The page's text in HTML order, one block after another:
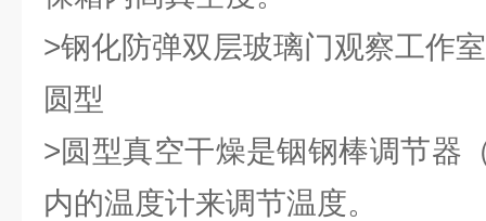
>钢化防弹双层玻璃门观察工作
圆型
>圆型真空干燥是铟钢棒调节器
内的温度计来调节温度。